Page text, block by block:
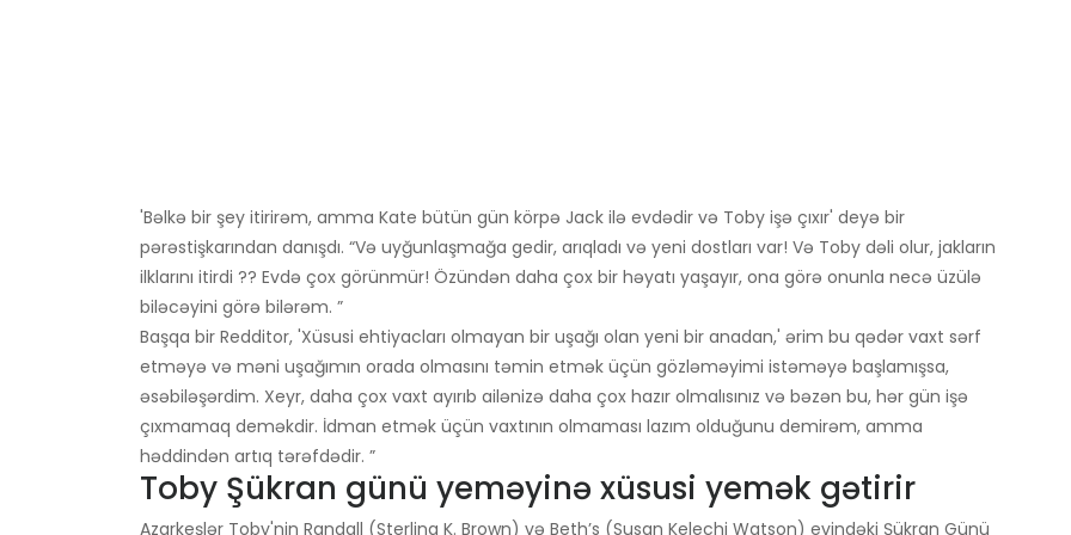
'Bəlkə bir şey itirirəm, amma Kate bütün gün körpə Jack ilə evdədir və Toby işə çıxır' deyə bir
pərəstişkarından danışdı. “Və uyğunlaşmağa gedir, arıqladı və yeni dostları var! Və Toby dəli olur, jakların
ilklarını itirdi ?? Evdə çox görünmür! Özündən daha çox bir həyatı yaşayır, ona görə onunla necə üzülə
biləcəyini görə bilərəm. ”
Başqa bir Redditor, 'Xüsusi ehtiyacları olmayan bir uşağı olan yeni bir anadan,' ərim bu qədər vaxt sərf
etməyə və məni uşağımın orada olmasını təmin etmək üçün gözləməyimi istəməyə başlamışsa,
əsəbiləşərdim. Xeyr, daha çox vaxt ayırıb ailənizə daha çox hazır olmalısınız və bəzən bu, hər gün işə
çıxmamaq deməkdir. İdman etmək üçün vaxtının olmaması lazım olduğunu demirəm, amma
həddindən artıq tərəfdədir. ”
Toby Şükran günü yeməyinə xüsusi yemək gətirir
Azarkeşlər Toby'nin Randall (Sterling K. Brown) və Beth’s (Susan Kelechi Watson) evindəki Şükran Günü